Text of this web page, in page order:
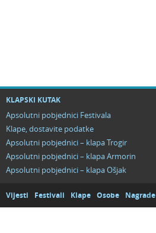
KLAPSKI KUTAK
Apsolutni pobjednici Festivala
Klape, dostavite podatke
Apsolutni pobjednici – klapa Trogir
Apsolutni pobjednici – klapa Armorin
Apsolutni pobjednici – klapa Ošjak
Vijesti Festivali Klape Osobe Nagrade